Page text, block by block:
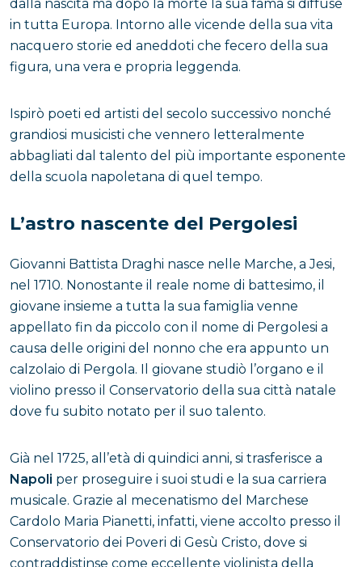
dalla nascita ma dopo la morte la sua fama si diffuse
in tutta Europa. Intorno alle vicende della sua vita
nacquero storie ed aneddoti che fecero della sua
figura, una vera e propria leggenda.
Ispirò poeti ed artisti del secolo successivo nonché
grandiosi musicisti che vennero letteralmente
abbagliati dal talento del più importante esponente
della scuola napoletana di quel tempo.
L’astro nascente del Pergolesi
Giovanni Battista Draghi nasce nelle Marche, a Jesi,
nel 1710. Nonostante il reale nome di battesimo, il
giovane insieme a tutta la sua famiglia venne
appellato fin da piccolo con il nome di Pergolesi a
causa delle origini del nonno che era appunto un
calzolaio di Pergola. Il giovane studiò l’organo e il
violino presso il Conservatorio della sua città natale
dove fu subito notato per il suo talento.
Già nel 1725, all’età di quindici anni, si trasferisce a
Napoli per proseguire i suoi studi e la sua carriera
musicale. Grazie al mecenatismo del Marchese
Cardolo Maria Pianetti, infatti, viene accolto presso il
Conservatorio dei Poveri di Gesù Cristo, dove si
contraddistinse come eccellente violinista della